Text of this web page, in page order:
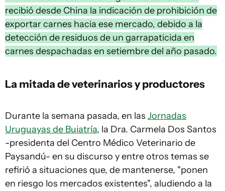
recibió desde China la indicación de prohibición de
exportar carnes hacia ese mercado, debido a la
detección de residuos de un garrapaticida en
carnes despachadas en setiembre del año pasado.
La mitada de veterinarios y productores
Durante la semana pasada, en las Jornadas
Uruguayas de Buiatría, la Dra. Carmela Dos Santos
-presidenta del Centro Médico Veterinario de
Paysandú- en su discurso y entre otros temas se
refirió a situaciones que, de mantenerse, "ponen
en riesgo los mercados existentes", aludiendo a la